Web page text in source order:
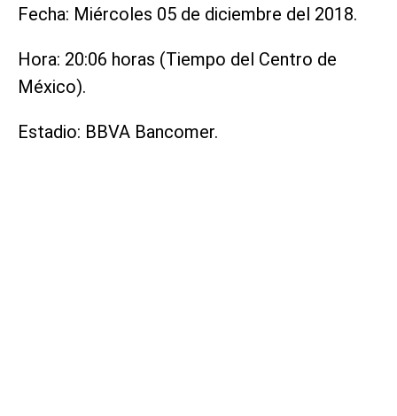
Fecha: Miércoles 05 de diciembre del 2018.
Hora: 20:06 horas (Tiempo del Centro de
México).
Estadio: BBVA Bancomer.